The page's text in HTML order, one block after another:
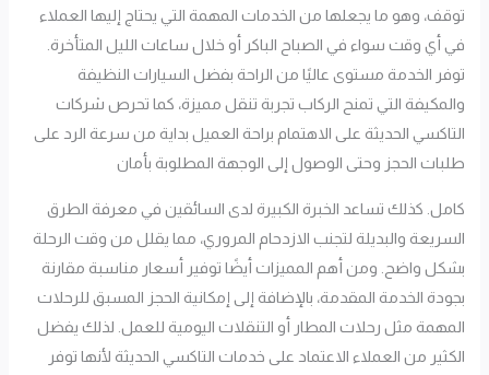
توقف، وهو ما يجعلها من الخدمات المهمة التي يحتاج إليها العملاء
في أي وقت سواء في الصباح الباكر أو خلال ساعات الليل المتأخرة.
توفر الخدمة مستوى عاليًا من الراحة بفضل السيارات النظيفة
والمكيفة التي تمنح الركاب تجربة تنقل مميزة، كما تحرص شركات
التاكسي الحديثة على الاهتمام براحة العميل بداية من سرعة الرد على
طلبات الحجز وحتى الوصول إلى الوجهة المطلوبة بأمان
كامل. كذلك تساعد الخبرة الكبيرة لدى السائقين في معرفة الطرق
السريعة والبديلة لتجنب الازدحام المروري، مما يقلل من وقت الرحلة
بشكل واضح. ومن أهم المميزات أيضًا توفير أسعار مناسبة مقارنة
بجودة الخدمة المقدمة، بالإضافة إلى إمكانية الحجز المسبق للرحلات
المهمة مثل رحلات المطار أو التنقلات اليومية للعمل. لذلك يفضل
الكثير من العملاء الاعتماد على خدمات التاكسي الحديثة لأنها توفر